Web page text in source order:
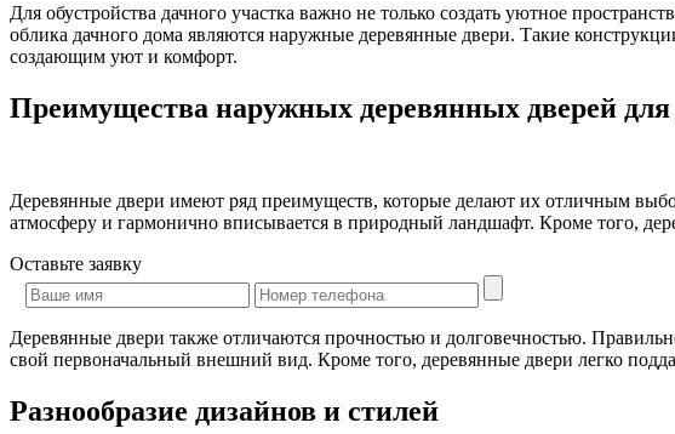
Для обустройства дачного участка важно не только создать уютное
облика дачного дома являются наружные деревянные двери. Такие
создающим уют и комфорт.
Преимущества наружных деревянных дверей для
Деревянные двери имеют ряд преимуществ, которые делают их отличным
атмосферу и гармонично вписывается в природный ландшафт. Кроме того,
Оставьте заявку
Деревянные двери также отличаются прочностью и долговечностью.
свой первоначальный внешний вид. Кроме того, деревянные двери легко
Разнообразие дизайнов и стилей